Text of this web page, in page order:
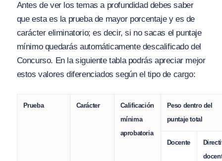
Antes de ver los temas a profundidad debes saber
que esta es la prueba de mayor porcentaje y es de
carácter eliminatorio; es decir, si no sacas el puntaje
mínimo quedarás automáticamente descalificado del
Concurso. En la siguiente tabla podrás apreciar mejor
estos valores diferenciados según el tipo de cargo:
Prueba Carácter
Calificación
mínima
aprobatoria
Peso dentro del
puntaje total
Docente